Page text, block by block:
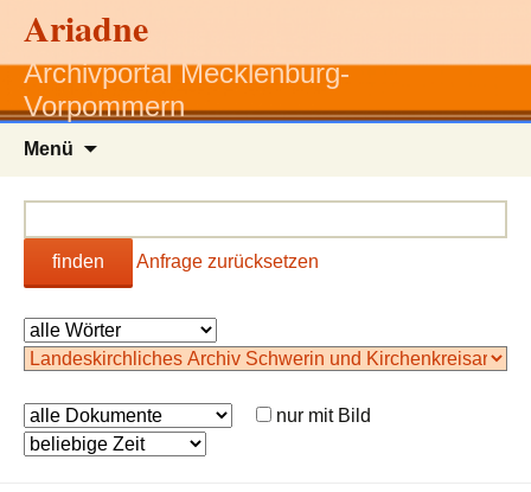
Ariadne
Archivportal Mecklenburg-
Vorpommern
Menü
finden Anfrage zurücksetzen
nur mit Bild